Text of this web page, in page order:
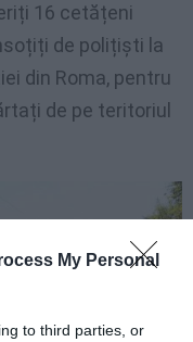
My Personal
to third parties, or
16 cetățeni
de polițiști la
din Roma, pentru
de pe teritoriul